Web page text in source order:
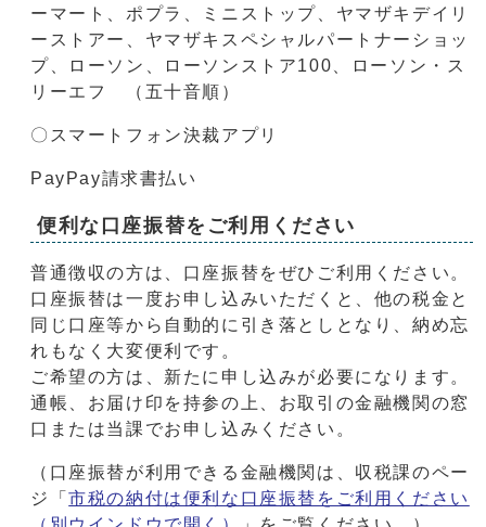
ーマート、ポプラ、ミニストップ、ヤマザキデイリ
ーストアー、ヤマザキスペシャルパートナーショッ
プ、ローソン、ローソンストア100、ローソン・ス
リーエフ （五十音順）
〇スマートフォン決裁アプリ
PayPay請求書払い
便利な口座振替をご利用ください
普通徴収の方は、口座振替をぜひご利用ください。
口座振替は一度お申し込みいただくと、他の税金と
同じ口座等から自動的に引き落としとなり、納め忘
れもなく大変便利です。
ご希望の方は、新たに申し込みが必要になります。
通帳、お届け印を持参の上、お取引の金融機関の窓
口または当課でお申し込みください。
（口座振替が利用できる金融機関は、収税課のペー
ジ「市税の納付は便利な口座振替をご利用ください